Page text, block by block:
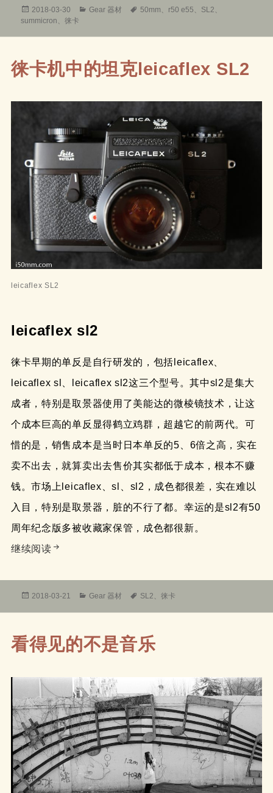
发
布
2018-03-30
分
Gear 器材
标
50mm 、 r50 e55 、 SL2 、
summicron 、徕卡
徕卡机中的坦克leicaflex SL2
leicaflex SL2
leicaflex sl2
徕卡早期的单反是自行研发的，包括leicaflex、
leicaflex sl、leicaflex sl2这三个型号。其中sl2是集大
成者，特别是取景器使用了美能达的微棱镜技术，让这
个成本巨高的单反显得鹤立鸡群，超越它的前两代。可
惜的是，销售成本是当时日本单反的5、6倍之高，实在
卖不出去，就算卖出去售价其实都低于成本，根本不赚
钱。市场上leicaflex、sl、sl2，成色都很差，实在难以
入目，特别是取景器，脏的不行了都。幸运的是sl2有50
周年纪念版多被收藏家保管，成色都很新。
继续阅读徕卡机中的坦克leicaflex SL2
发
2018-03-21
分
Gear 器材
标
SL2 、徕卡
看得见的不是音乐